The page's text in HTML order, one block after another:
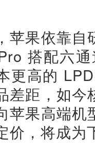
苹果依靠
搭配六
更高的
差距，如
苹果高端
价，将成为